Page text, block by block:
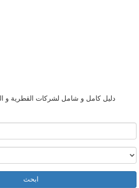
دليل كامل و شامل لشركات القطرية و
ابحث